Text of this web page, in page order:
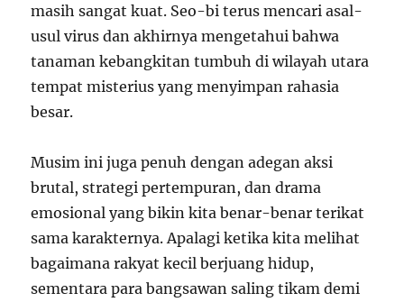
masih sangat kuat. Seo-bi terus mencari asal-
usul virus dan akhirnya mengetahui bahwa
tanaman kebangkitan tumbuh di wilayah utara
tempat misterius yang menyimpan rahasia
besar.
Musim ini juga penuh dengan adegan aksi
brutal, strategi pertempuran, dan drama
emosional yang bikin kita benar-benar terikat
sama karakternya. Apalagi ketika kita melihat
bagaimana rakyat kecil berjuang hidup,
sementara para bangsawan saling tikam demi